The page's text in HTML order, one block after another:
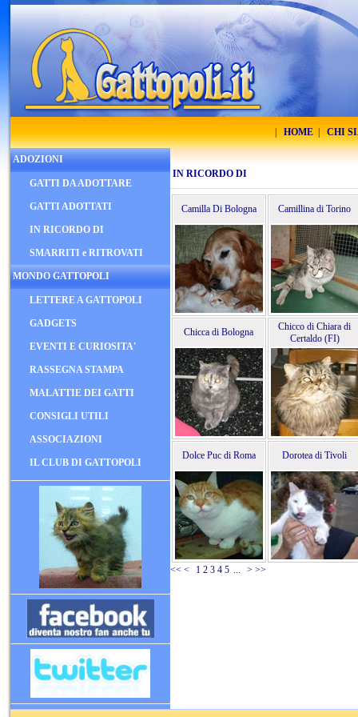
HOME CHI
ADOZIONI
GATTI DA ADOTTARE
GATTI ADOTTATI
IN RICORDO DI
SMARRITI e RITROVATI
MONDO GATTOPOLI
LETTERE A GATTOPOLI
GADGETS
EVENTI E CURIOSITA'
RASSEGNA STAMPA
MALATTIE DEI GATTI
CONSIGLI UTILI
ASSOCIAZIONI
IL CLUB DI GATTOPOLI
IN RICORDO DI
Camilla Di Bologna Camillina di Torino
Chicca di Bologna
Chicco di Chiara di
Certaldo (FI)
Dolce Puc di Roma Dorotea di Tivoli
<< < 1 2 3 4 5 ... > >>